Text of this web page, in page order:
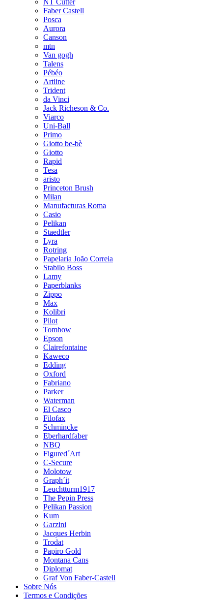
NT Cutter
Faber Castell
Posca
Aurora
Canson
mtn
Van gogh
Talens
Pébéo
Artline
Trident
da Vinci
Jack Richeson & Co.
Viarco
Uni-Ball
Primo
Giotto be-bè
Giotto
Rapid
Tesa
aristo
Princeton Brush
Milan
Manufacturas Roma
Casio
Pelikan
Staedtler
Lyra
Rotring
Papelaria João Correia
Stabilo Boss
Lamy
Paperblanks
Zippo
Max
Kolibri
Pilot
Tombow
Epson
Clairefontaine
Kaweco
Edding
Oxford
Fabriano
Parker
Waterman
El Casco
Filofax
Schmincke
Eberhardfaber
NBQ
Figured´Art
C-Secure
Molotow
Graph´it
Leuchtturm1917
The Pepin Press
Pelikan Passion
Kum
Garzini
Jacques Herbin
Trodat
Papiro Gold
Montana Cans
Diplomat
Graf Von Faber-Castell
Sobre Nós
Termos e Condições